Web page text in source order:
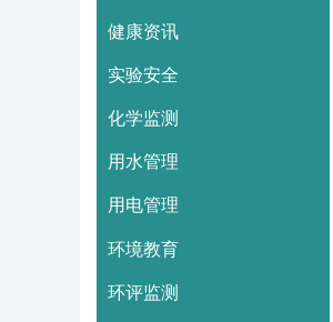
健康资讯
实验安全
化学监测
用水管理
用电管理
环境教育
环评监测